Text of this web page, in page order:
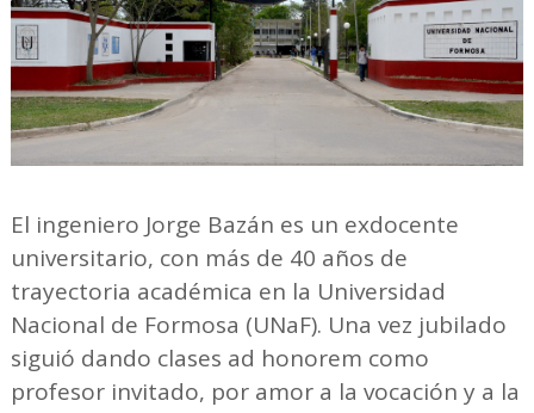
El ingeniero Jorge Bazán es un exdocente
universitario, con más de 40 años de
trayectoria académica en la Universidad
Nacional de Formosa (UNaF). Una vez jubilado
siguió dando clases ad honorem como
profesor invitado, por amor a la vocación y a la